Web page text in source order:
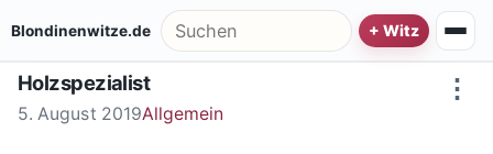
Blondinenwitze.de Suche nach:
⋮
Holzspezialist
5. August 2019Allgemein